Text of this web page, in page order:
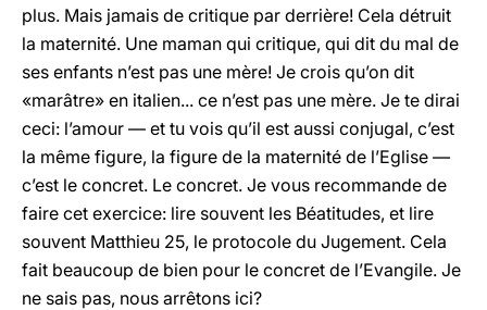
plus. Mais jamais de critique par derrière! Cela détruit
la maternité. Une maman qui critique, qui dit du mal de
ses enfants n’est pas une mère! Je crois qu’on dit
«marâtre» en italien... ce n’est pas une mère. Je te dirai
ceci: l’amour — et tu vois qu’il est aussi conjugal, c’est
la même figure, la figure de la maternité de l’Eglise —
c’est le concret. Le concret. Je vous recommande de
faire cet exercice: lire souvent les Béatitudes, et lire
souvent Matthieu 25, le protocole du Jugement. Cela
fait beaucoup de bien pour le concret de l’Evangile. Je
ne sais pas, nous arrêtons ici?